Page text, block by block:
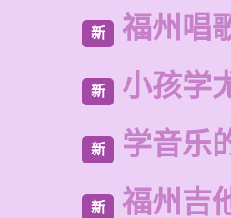
新 福州唱
新 小孩学
新 学音乐
新 福州吉